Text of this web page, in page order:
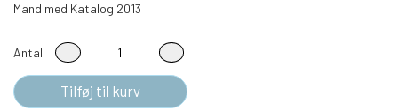
Mand med Katalog 2013
Antal
Tilføj til kurv